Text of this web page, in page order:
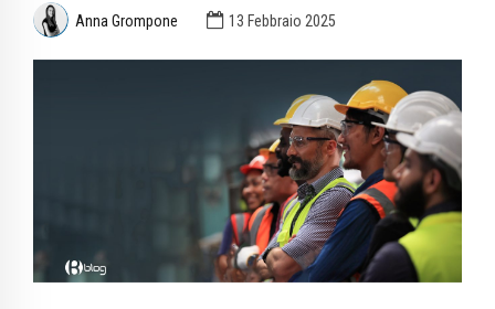
Anna Grompone 13 Febbraio 2025